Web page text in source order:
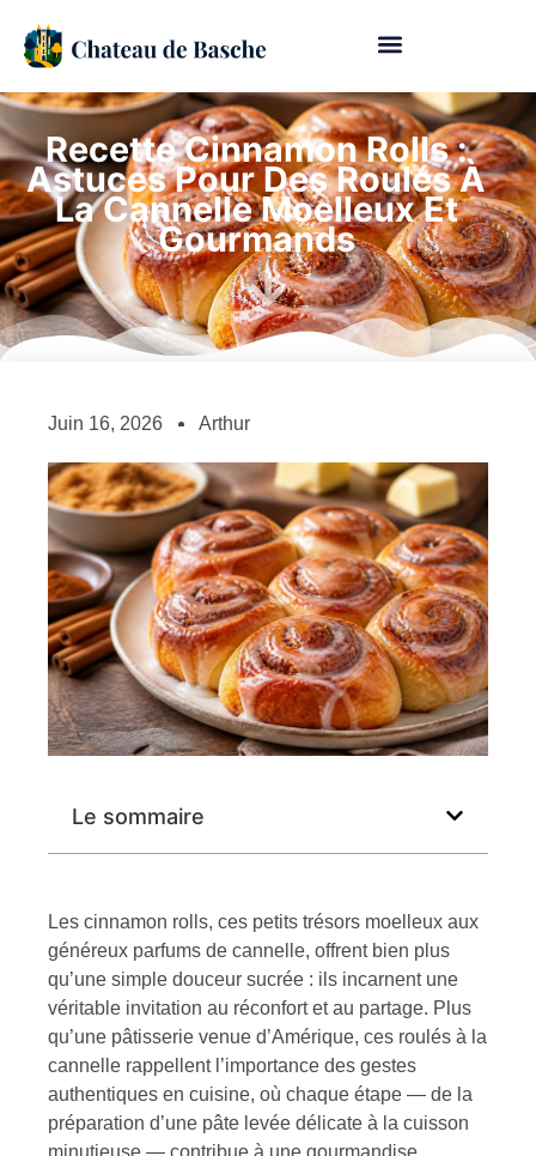
Recette Cinnamon Rolls :
Astuces Pour Des Roulés À
La Cannelle Moelleux Et
Gourmands
Juin 16, 2026 Arthur
Le sommaire
Les cinnamon rolls, ces petits trésors moelleux aux
généreux parfums de cannelle, offrent bien plus
qu’une simple douceur sucrée : ils incarnent une
véritable invitation au réconfort et au partage. Plus
qu’une pâtisserie venue d’Amérique, ces roulés à la
cannelle rappellent l’importance des gestes
authentiques en cuisine, où chaque étape — de la
préparation d’une pâte levée délicate à la cuisson
minutieuse — contribue à une gourmandise